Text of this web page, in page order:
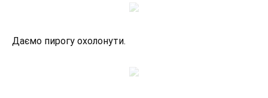
Даємо пирогу охолонути.